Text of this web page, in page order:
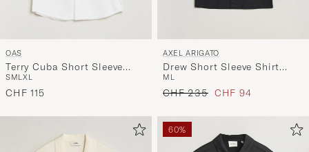
OAS
Terry Cuba Short Sleeve
Shirt White
SMLXL
CHF 115
AXEL ARIGATO
Drew Short Sleeve Shirt
Black
M L
Regulärer Preis
CHF 235 Reduzierter Preis
CHF 94
60%